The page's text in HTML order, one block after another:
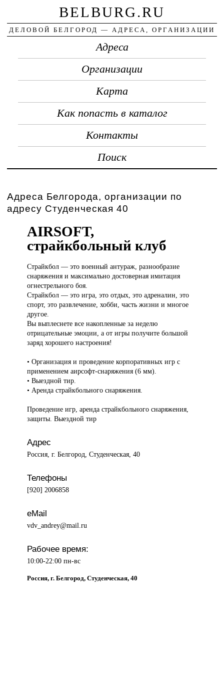
BELBURG.RU
ДЕЛОВОЙ БЕЛГОРОД — АДРЕСА, ОРГАНИЗАЦИИ
Адреса
Организации
Карта
Как попасть в каталог
Контакты
Поиск
Адреса Белгорода, организации по
адресу Студенческая 40
AIRSOFT,
страйкбольный клуб
Страйкбол —это военный антураж, разнообразие
снаряжения и максимально достоверная имитация
огнестрельного боя.
Страйкбол — это игра, это отдых, это адреналин, это
спорт, это развлечение, хобби, часть жизни и многое
другое.
Вы выплеснете все накопленные за неделю
отрицательные эмоции, а от игры получите большой
заряд хорошего настроения!
• Организация и проведение корпоративных игр с
применением аирсофт-снаряжения (6 мм).
• Выездной тир.
• Аренда страйкбольного снаряжения.
Проведение игр, аренда страйкбольного снаряжения,
защиты. Выездной тир
Адрес
Россия, г. Белгород, Студенческая, 40
Телефоны
[920] 2006858
eMail
vdv_andrey@mail.ru
Рабочее время:
10:00-22:00 пн-вс
Россия, г. Белгород, Студенческая, 40